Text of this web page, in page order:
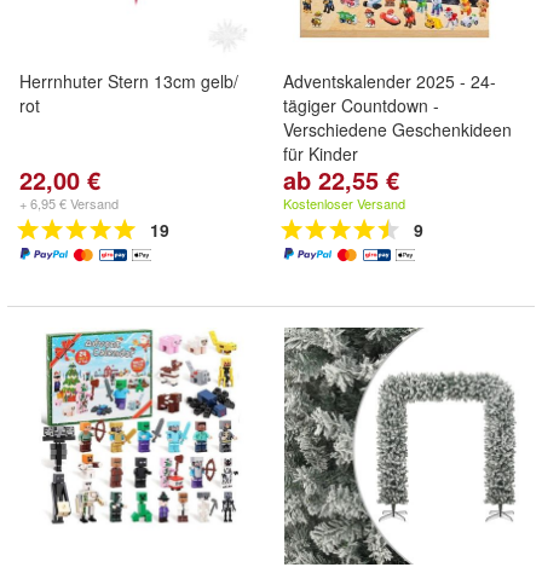
Herrnhuter Stern 13cm gelb/
rot
22,00 €
+ 6,95 € Versand
19
Adventskalender 2025 - 24-
tägiger Countdown -
Verschiedene Geschenkideen
für Kinder
ab 22,55 €
Kostenloser Versand
9